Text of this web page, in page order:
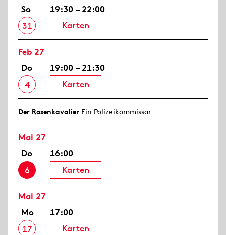
So
31
19:30 – 22:00
Karten
Feb 27
Do
4
19:00 – 21:30
Karten
Der Rosen­kavalier Ein Polizeikommissar
Mai 27
Do
6
16:00
Karten
Mai 27
Mo
17
17:00
Karten